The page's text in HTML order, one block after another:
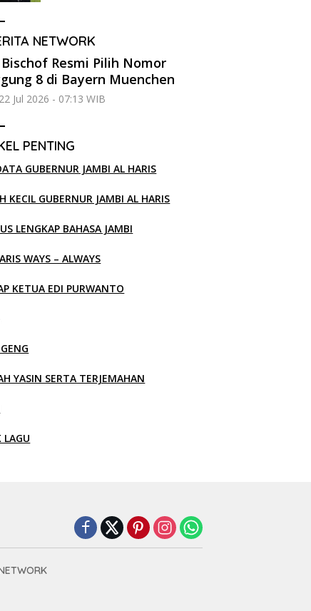
NETWORK
Resmi Pilih Nomor
8 di Bayern Muenchen
Jul 2026 - 07:13 WIB
PENTING
GUBERNUR JAMBI AL HARIS
KECIL GUBERNUR JAMBI AL HARIS
LENGKAP BAHASA JAMBI
WAYS – ALWAYS
KETUA EDI PURWANTO
YASIN SERTA TERJEMAHAN
LAGU